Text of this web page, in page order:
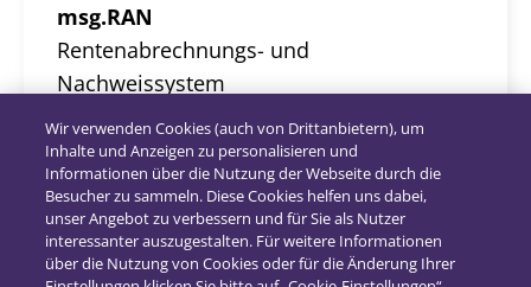
msg.RAN
Rentenabrechnungs- und
Nachweissystem
Produktinfo herunterladen
Wir verwenden Cookies (auch von Drittanbietern), um
Inhalte und Anzeigen zu personalisieren und
Informationen über die Nutzung der Webseite durch die
Besucher zu sammeln. Diese Cookies helfen uns dabei,
unser Angebot zu verbessern und für Sie als Nutzer
interessanter auszugestalten. Für weitere Informationen
über die Nutzung von Cookies oder für die Änderung Ihrer